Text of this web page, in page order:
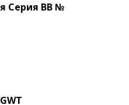
Серия ВВ №